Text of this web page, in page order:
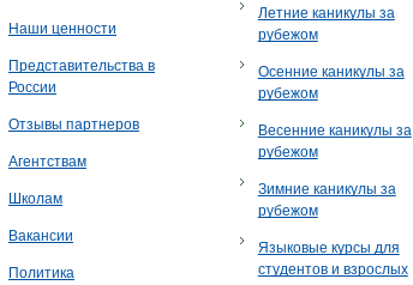
Наши ценности
Представительства в
России
Отзывы партнеров
Агентствам
Школам
Вакансии
Политика
Летние каникулы за
рубежом
Осенние каникулы за
рубежом
Весенние каникулы за
рубежом
Зимние каникулы за
рубежом
Языковые курсы для
студентов и взрослых